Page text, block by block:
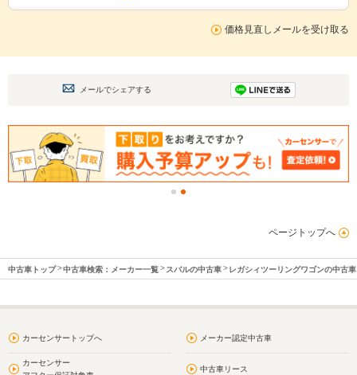
価格見直しメールを受け取る
メールでシェアする
ページトップへ
中古車トップ 中古車検索：メーカー一覧 スバルの中古車 レガシィツーリングワゴンの中古車
カーセンサートップへ メーカー認定中古車
カーセンサー
中古車リース